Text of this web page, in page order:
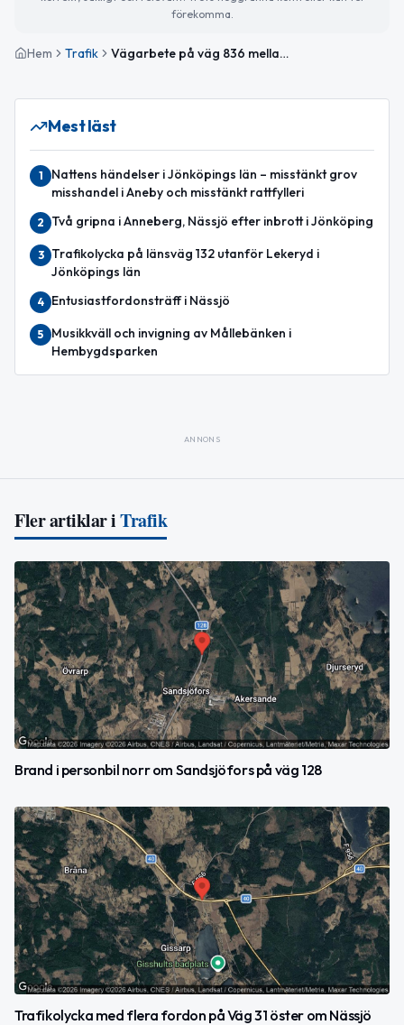
förekomma.
Hem Trafik Vägarbete på väg 836 mellan Krokavadet och Nässjö Skogsvallen avslutat
Mest läst
1
Nattens händelser i Jönköpings län – misstänkt grov
misshandel i Aneby och misstänkt rattfylleri
2 Två gripna i Anneberg, Nässjö efter inbrott i Jönköping
3
Trafikolycka på länsväg 132 utanför Lekeryd i
Jönköpings län
4 Entusiastfordonsträff i Nässjö
5
Musikkväll och invigning av Mållebänken i
Hembygdsparken
ANNONS
Fler artiklar iTrafik
Brand i personbil norr om Sandsjöfors på väg 128
Trafikolycka med flera fordon på Väg 31 öster om Nässjö